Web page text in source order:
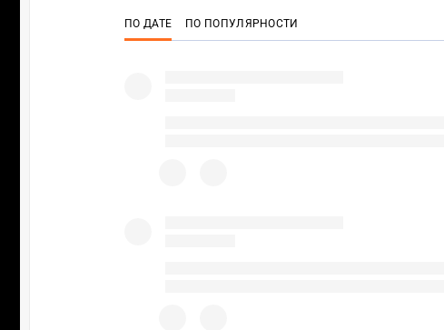
ПО ДАТЕ ПО ПОПУЛЯРНОСТИ